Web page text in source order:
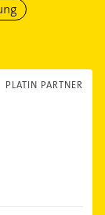
PLATIN PARTNER